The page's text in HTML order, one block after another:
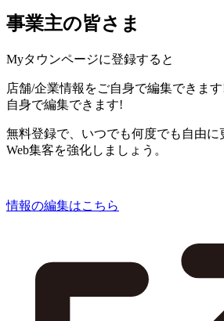
事業主の皆さま
Myタウンページに登録すると
店舗/企業情報をご自身で編集できま
自身で編集できます!
無料登録で、いつでも何度でも自由に
Web集客を強化しましょう。
情報の編集はこちら